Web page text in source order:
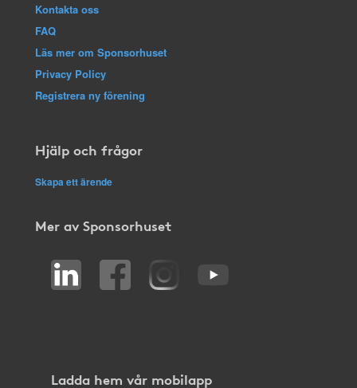
Kontakta oss
FAQ
Läs mer om Sponsorhuset
Privacy Policy
Registrera ny förening
Hjälp och frågor
Skapa ett ärende
Mer av Sponsorhuset
Ladda hem vår mobilapp